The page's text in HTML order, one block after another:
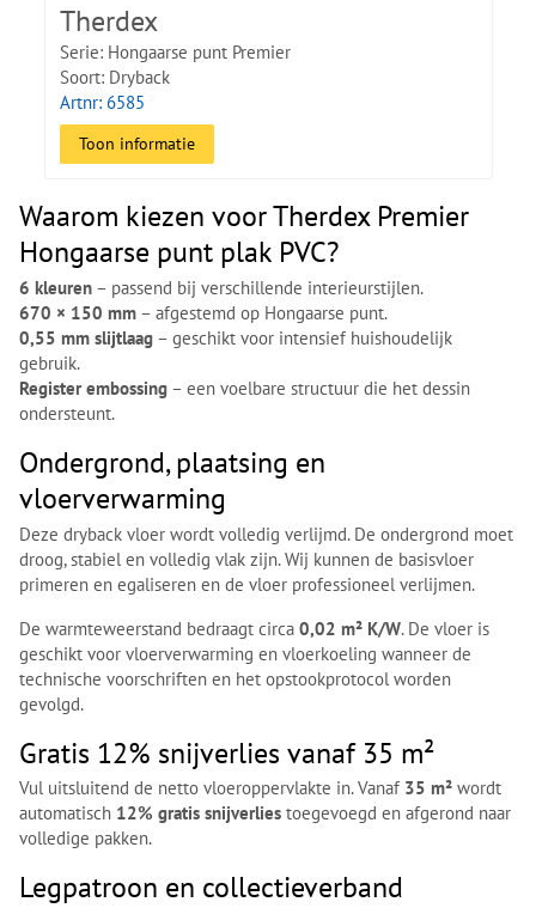
Therdex
Serie: Hongaarse punt Premier
Soort: Dryback
Artnr: 6585
Toon informatie
Waarom kiezen voor Therdex Premier
Hongaarse punt plak PVC?
6 kleuren – passend bij verschillende interieurstijlen.
670 × 150 mm – afgestemd op Hongaarse punt.
0,55 mm slijtlaag – geschikt voor intensief huishoudelijk
gebruik.
Register embossing – een voelbare structuur die het dessin
ondersteunt.
Ondergrond, plaatsing en
vloerverwarming
Deze dryback vloer wordt volledig verlijmd. De ondergrond moet
droog, stabiel en volledig vlak zijn. Wij kunnen de basisvloer
primeren en egaliseren en de vloer professioneel verlijmen.
De warmteweerstand bedraagt circa 0,02 m² K/W. De vloer is
geschikt voor vloerverwarming en vloerkoeling wanneer de
technische voorschriften en het opstookprotocol worden
gevolgd.
Gratis 12% snijverlies vanaf 35 m²
Vul uitsluitend de netto vloeroppervlakte in. Vanaf 35 m² wordt
automatisch 12% gratis snijverlies toegevoegd en afgerond naar
volledige pakken.
Legpatroon en collectieverband